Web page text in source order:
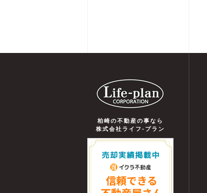
柏崎の不動産の事なら
株式会社ライフ-プラン